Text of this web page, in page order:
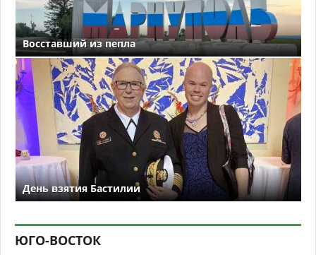
Восставший из пепла
День взятия Бастилии
ЮГО-ВОСТОК